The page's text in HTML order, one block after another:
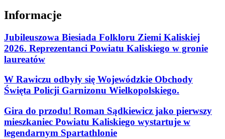
Informacje
Jubileuszowa Biesiada Folkloru Ziemi Kaliskiej
2026. Reprezentanci Powiatu Kaliskiego w gronie
laureatów
W Rawiczu odbyły się Wojewódzkie Obchody
Święta Policji Garnizonu Wielkopolskiego.
Gira do przodu! Roman Sądkiewicz jako pierwszy
mieszkaniec Powiatu Kaliskiego wystartuje w
legendarnym Spartathlonie